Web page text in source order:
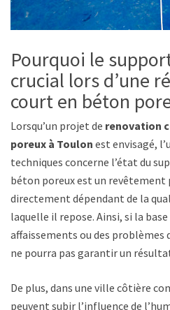
Pourquoi le
crucial lors d’une
court en béton
Lorsqu’un projet de renovation
poreux à Toulon est envisagé,
techniques concerne l’état du
béton poreux est un
directement dépendant de la
laquelle il repose. Ainsi, si la
affaissements ou des problèmes
ne pourra pas garantir un
De plus, dans une ville côtière
peuvent subir l’influence de